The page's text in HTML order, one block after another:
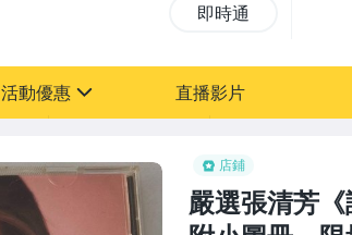
店鋪
嚴選張清芳
即時通
活動優惠 直播影片